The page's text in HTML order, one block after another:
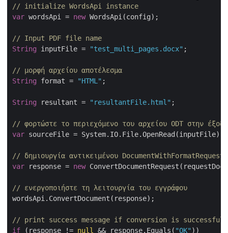
// initialize WordsApi instance
var wordsApi = new WordsApi(config);
// Input PDF file name
String inputFile = "test_multi_pages.docx" ;
// μορφή αρχείου αποτέλεσμα
String format = "HTML" ;
String resultant = "resultantFile.html" ;
// φορτώστε το περιεχόμενο του αρχείου ODT στην
var sourceFile = System.IO.File.OpenRead(inputFile);
// δημιουργία αντικειμένου DocumentWithFormatRequest
var response = new
// ενεργοποιήστε τη λειτουργία του εγγράφου
wordsApi.ConvertDocument(response);
// print success message if conversion is successful
if (response != null && response.Equals( "OK" ))